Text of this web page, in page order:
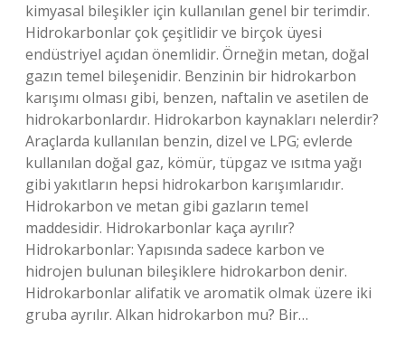
kimyasal bileşikler için kullanılan genel bir terimdir.
Hidrokarbonlar çok çeşitlidir ve birçok üyesi
endüstriyel açıdan önemlidir. Örneğin metan, doğal
gazın temel bileşenidir. Benzinin bir hidrokarbon
karışımı olması gibi, benzen, naftalin ve asetilen de
hidrokarbonlardır. Hidrokarbon kaynakları nelerdir?
Araçlarda kullanılan benzin, dizel ve LPG; evlerde
kullanılan doğal gaz, kömür, tüpgaz ve ısıtma yağı
gibi yakıtların hepsi hidrokarbon karışımlarıdır.
Hidrokarbon ve metan gibi gazların temel
maddesidir. Hidrokarbonlar kaça ayrılır?
Hidrokarbonlar: Yapısında sadece karbon ve
hidrojen bulunan bileşiklere hidrokarbon denir.
Hidrokarbonlar alifatik ve aromatik olmak üzere iki
gruba ayrılır. Alkan hidrokarbon mu? Bir…